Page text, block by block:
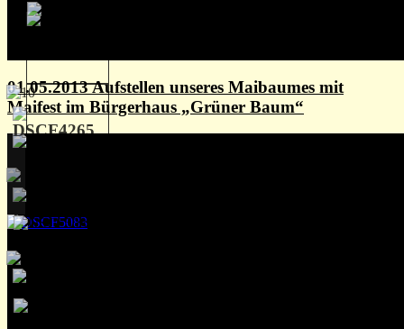
01.05.2013 Aufstellen unseres Maibaumes mit
Maifest im Bürgerhaus „Grüner Baum“